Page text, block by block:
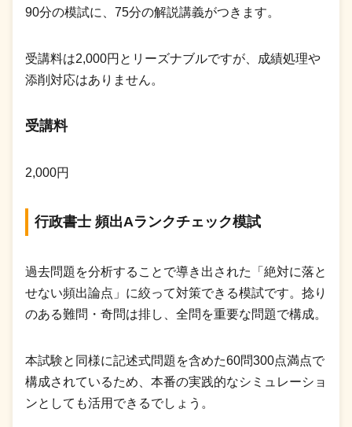
90分の模試に、75分の解説講義がつきます。
受講料は2,000円とリーズナブルですが、成績処理や
添削対応はありません。
受講料
2,000円
行政書士 頻出Aランクチェック模試
過去問題を分析することで導き出された「絶対に落と
せない頻出論点」に絞って対策できる模試です。捻り
のある難問・奇問は排し、全問を重要な問題で構成。
本試験と同様に記述式問題を含めた60問300点満点で
構成されているため、本番の実践的なシミュレーショ
ンとしても活用できるでしょう。